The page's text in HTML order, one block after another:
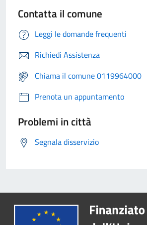
Contatta il comune
Leggi le domande frequenti
Richiedi Assistenza
Chiama il comune 0119964000
Prenota un appuntamento
Problemi in città
Segnala disservizio